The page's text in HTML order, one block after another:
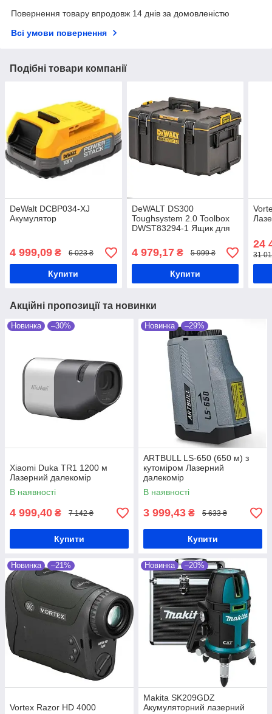
Повернення товару впродовж 14 днів за домовленістю
Всі умови повернення
Подібні товари компанії
DeWalt DCBP034-XJ
Акумулятор
4 999,09 ₴ 6 023 ₴
Купити
DeWALT DS300
Toughsystem 2.0 Toolbox
DWST83294-1 Ящик для
4 979,17₴ 5 999 ₴
Купити
24
31
Акційні пропозиції та новинки
Новинка –30%
Xiaomi Duka TR1 1200 м
Лазерний далекомір
В наявності
4 999,40 ₴ 7 142 ₴
Купити
Новинка –29%
ARTBULL LS-650 (650 м) з
кутоміром Лазерний
далекомір
В наявності
3 999,43 ₴ 5 633 ₴
Купити
Новинка –21%
Vortex Razor HD 4000
Новинка –20%
Makita SK209GDZ
Акумуляторний лазерний